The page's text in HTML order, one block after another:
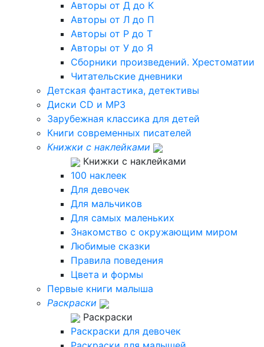
Авторы от Д до К
Авторы от Л до П
Авторы от Р до Т
Авторы от У до Я
Сборники произведений. Хрестоматии
Читательские дневники
Детская фантастика, детективы
Диски CD и MP3
Зарубежная классика для детей
Книги современных писателей
Книжки с наклейками
Книжки с наклейками
100 наклеек
Для девочек
Для мальчиков
Для самых маленьких
Знакомство с окружающим миром
Любимые сказки
Правила поведения
Цвета и формы
Первые книги малыша
Раскраски
Раскраски
Раскраски для девочек